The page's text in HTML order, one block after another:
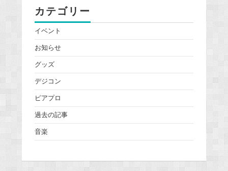
カテゴリー
イベント
お知らせ
グッズ
デジコン
ピアプロ
過去の記事
音楽